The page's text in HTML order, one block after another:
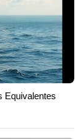
Equivalentes